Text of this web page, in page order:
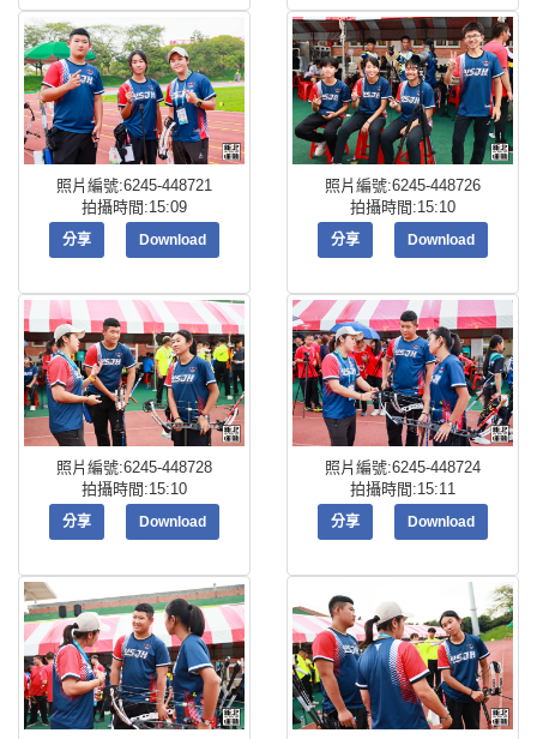
照片編號:6245-448721
拍攝時間:15:09
分享 Download
照片編號:6245-448726
拍攝時間:15:10
分享 Download
照片編號:6245-448728
拍攝時間:15:10
分享 Download
照片編號:6245-448724
拍攝時間:15:11
分享 Download